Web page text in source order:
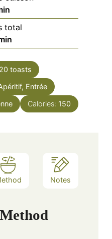
total
20 toasts
Entrée
Calories: 150
Notes
Method